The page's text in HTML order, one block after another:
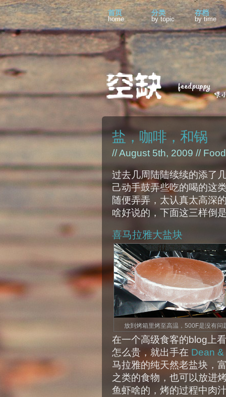
首页
home
分类
by topic
存档
by time
盐，咖啡，和锅
// August 5th, 2009 // Food
过去几周陆陆续续的添了
己动手鼓弄些吃的喝的这
随便弄弄，太认真太高深
啥好说的，下面这三样倒
喜马拉雅大盐块
放到烤箱里烤至高温，500F是没有问
在一个高级食客的blog上
怎么贵，就出手在 Dean
马拉雅的纯天然老盐块，
之类的食物，也可以放进
鱼虾啥的，烤的过程中肉